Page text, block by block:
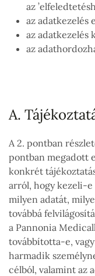
az
az adatkezelés
az adatkezelés
az
A.
A 2. pontban
pontban megadott
konkrét
arról, hogy kezeli-e
milyen adatát,
továbbá
a Pannonia
továbbította-e,
harmadik
célból, valamint az